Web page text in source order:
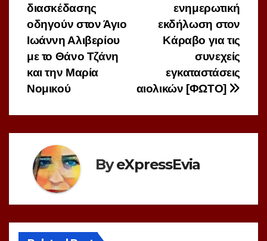
ενημερωτική
εκδήλωση στον
Κάραβο για τις
συνεχείς
εγκαταστάσεις
αιολικών [ΦΩΤΟ]
διασκέδασης
οδηγούν στον Άγιο
Ιωάννη Αλιβερίου
με το Θάνο Τζάνη
και την Μαρία
Νομικού
ByeXpressEvia